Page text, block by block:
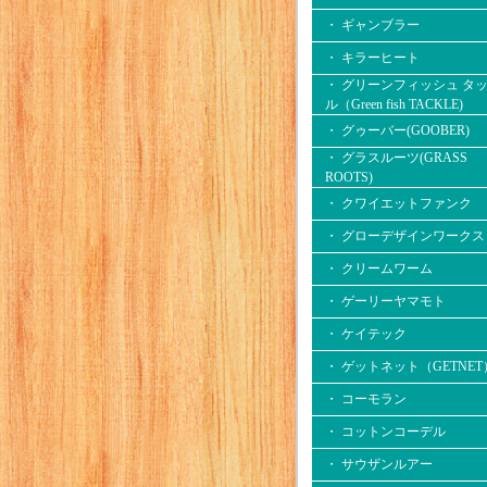
・ ギャンブラー
・ キラーヒート
・ グリーンフィッシュ タ
ル（Green fish TACKLE)
・ グゥーバー(GOOBER)
・ グラスルーツ(GRASS
ROOTS)
・ クワイエットファンク
・ グローデザインワークス
・ クリームワーム
・ ゲーリーヤマモト
・ ケイテック
・ ゲットネット（GETNET
・ コーモラン
・ コットンコーデル
・ サウザンルアー